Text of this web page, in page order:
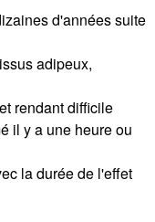
d'années suite
adipeux,
rendant difficile
il y a une heure ou
la durée de l'effet